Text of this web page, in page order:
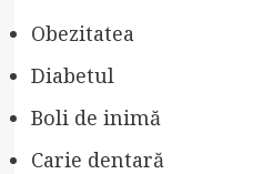
Obezitatea
Diabetul
Boli de inimă
Carie dentară